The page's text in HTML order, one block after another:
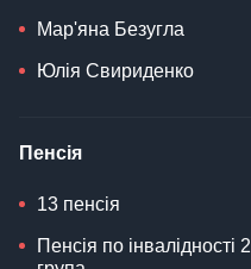
Мар'яна Безугла
Юлія Свириденко
Пенсія
13 пенсія
Пенсія по інвалідності 2